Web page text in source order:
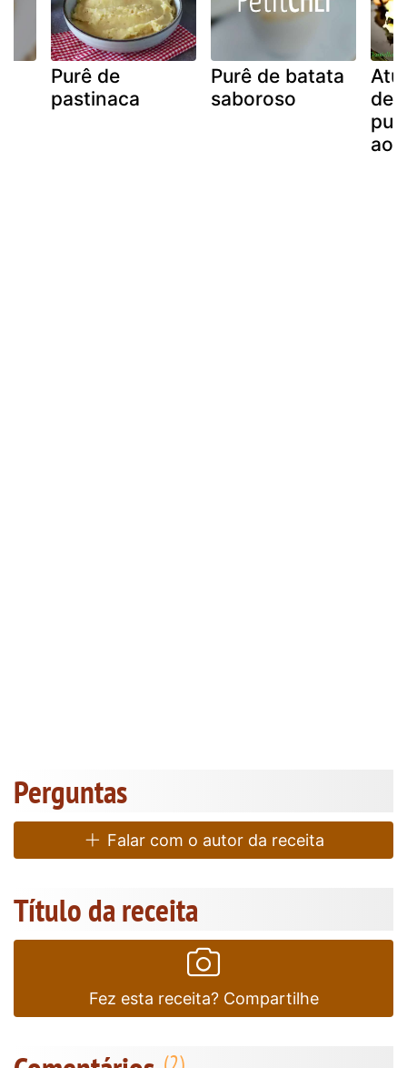
Purê de
pastinaca
Purê de batata
saboroso
de
ao
Perguntas
Falar com o autor da receita
Título da receita
Fez esta receita? Compartilhe